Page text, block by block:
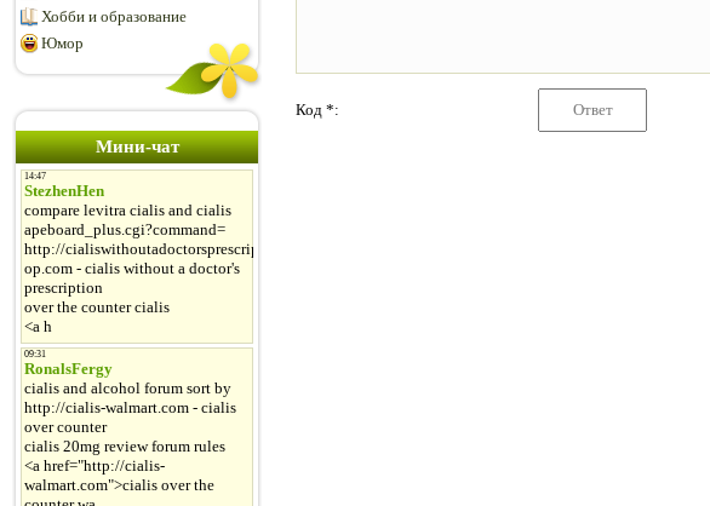
Хобби и образование
Юмор
Мини-чат
Код *: